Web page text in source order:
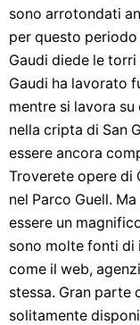
sono arrotondati
per questo
Gaudi diede le
Gaudi ha lavorato
mentre si lavora su
nella cripta di San
essere ancora
Troverete opere di
nel Parco Guell.
essere un
sono molte fonti di
come il web,
stessa. Gran parte
solitamente